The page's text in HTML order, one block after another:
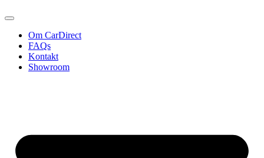
Om CarDirect
FAQs
Kontakt
Showroom